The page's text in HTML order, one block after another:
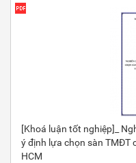
[Khoá luận tốt nghiệp]_
ý định lựa chọn sàn TMĐT
HCM